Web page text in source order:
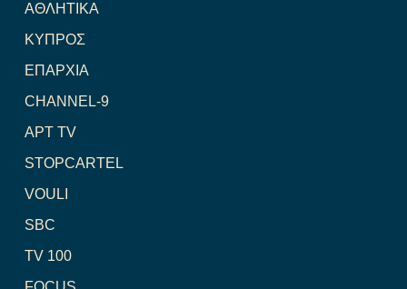
ΑΘΛΗΤΙΚΑ
ΚΥΠΡΟΣ
ΕΠΑΡΧΙΑ
CHANNEL-9
ΑΡΤ TV
STOPCARTEL
VOULI
SBC
TV 100